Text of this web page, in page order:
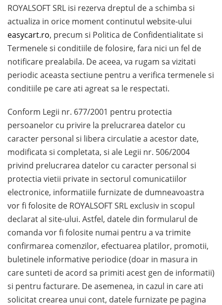
ROYALSOFT SRL isi rezerva dreptul de a schimba si
actualiza in orice moment continutul website-ului
easycart.ro, precum si Politica de Confidentialitate si
Termenele si conditiile de folosire, fara nici un fel de
notificare prealabila. De aceea, va rugam sa vizitati
periodic aceasta sectiune pentru a verifica termenele si
conditiile pe care ati agreat sa le respectati.
Conform Legii nr. 677/2001 pentru protectia
persoanelor cu privire la prelucrarea datelor cu
caracter personal si libera circulatie a acestor date,
modificata si completata, si ale Legii nr. 506/2004
privind prelucrarea datelor cu caracter personal si
protectia vietii private in sectorul comunicatiilor
electronice, informatiile furnizate de dumneavoastra
vor fi folosite de ROYALSOFT SRL exclusiv in scopul
declarat al site-ului. Astfel, datele din formularul de
comanda vor fi folosite numai pentru a va trimite
confirmarea comenzilor, efectuarea platilor, promotii,
buletinele informative periodice (doar in masura in
care sunteti de acord sa primiti acest gen de informatii)
si pentru facturare. De asemenea, in cazul in care ati
solicitat crearea unui cont, datele furnizate pe pagina